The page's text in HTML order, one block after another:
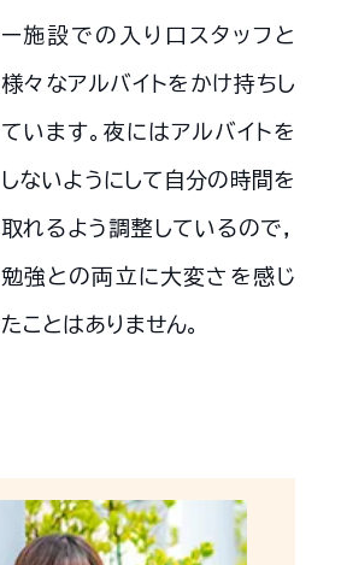
ー施設での入り口スタッフと
様々なアルバイトをかけ持ちし
ています。夜にはアルバイトを
しないようにして自分の時間を
取れるよう調整しているので，
勉強との両立に大変さを感じ
たことはありません。